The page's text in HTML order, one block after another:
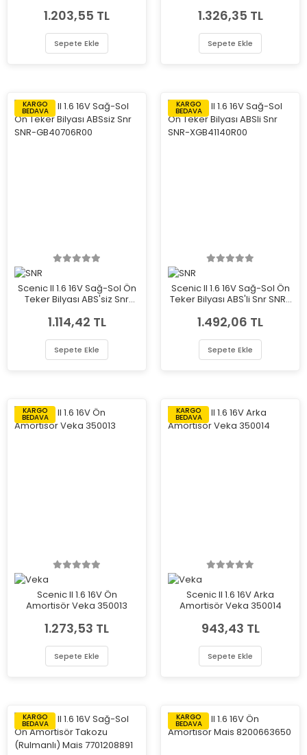
1.203,55 TL
Sepete Ekle
1.326,35 TL
Sepete Ekle
KARGO
BEDAVA
Scenic II 1.6 16V Sağ-Sol Ön
Teker Bilyası ABS'siz Snr
1.114,42 TL
Sepete Ekle
KARGO
BEDAVA
Scenic II 1.6 16V Sağ-Sol Ön
Teker Bilyası ABS'li Snr SNR-
1.492,06 TL
Sepete Ekle
KARGO
BEDAVA
Scenic II 1.6 16V Ön
Amortisör Veka 350013
1.273,53 TL
Sepete Ekle
KARGO
BEDAVA
Scenic II 1.6 16V Arka
Amortisör Veka 350014
943,43 TL
Sepete Ekle
KARGO
BEDAVA
KARGO
BEDAVA